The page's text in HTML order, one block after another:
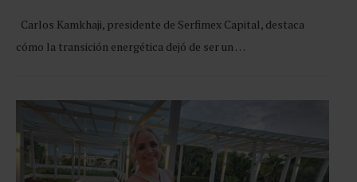
Carlos Kamkhaji, presidente de Serfimex Capital, destaca
cómo la transición energética dejó de ser un …